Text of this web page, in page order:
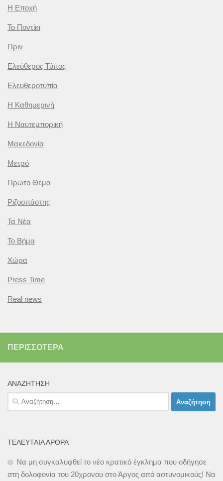
Η Εποχή
Το Ποντίκι
Πριν
Ελεύθερος Τύπος
Ελευθεροτυπία
Η Καθημερινή
Η Ναυτεμπορική
Μακεδονία
Μετρό
Πρώτο Θέμα
Ριζοσπάστης
Τα Νέα
Το Βήμα
Χώρα
Press Time
Real news
ΠΕΡΙΣΣΌΤΕΡΑ
ΑΝΑΖΉΤΗΣΗ
Αναζήτηση
για:
ΤΕΛΕΥΤΑΊΑ ΆΡΘΡΑ
Να μη συγκαλυφθεί το νέο κρατικό έγκλημα που οδήγησε
στη δολοφονία του 20χρονου στο Άργος από αστυνομικούς! Να